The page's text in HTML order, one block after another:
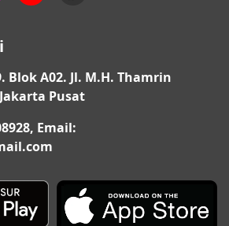
Blok A02. Jl. M.H. Thamrin
Pusat
Email: